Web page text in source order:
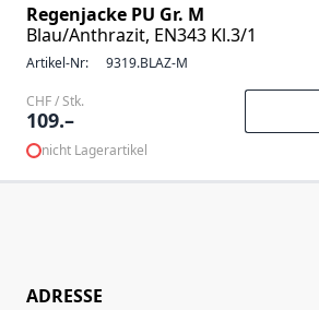
Regenjacke PU Gr. M
Blau/Anthrazit, EN343 Kl.3/1
Artikel-Nr: 9319.BLAZ-M
CHF / Stk.
109.–
nicht Lagerartikel
ADRESSE